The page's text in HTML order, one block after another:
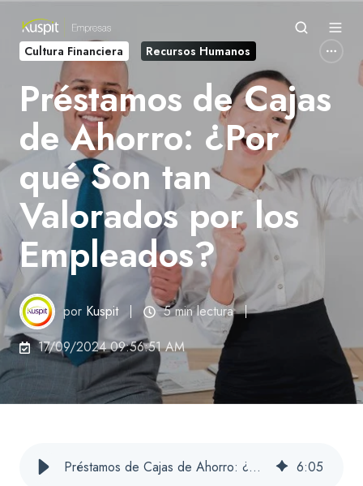
Cultura Financiera Recursos Humanos
Préstamos de Cajas
de Ahorro: ¿Por
qué Son tan
Valorados por los
Empleados?
por Kuspit
5 min lectura
17/09/2024 09:56:51 AM
Préstamos de Cajas de Ahorro: ¿Por qué Son tan Valorados por los Empleados? 6:05